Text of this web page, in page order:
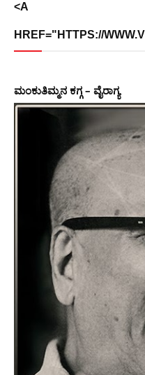
<A
HREF="HTTPS://
ಮಂಕುತಿಮ್ಮನ ಕಗ್ಗ – ವೈರಾಗ್ಯ